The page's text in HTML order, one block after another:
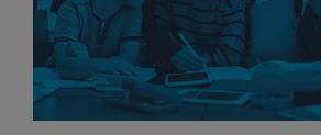
oportunitats
educació més inclusiva,